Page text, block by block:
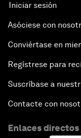
Iniciar sesión
Asóciese con
Conviértase en
Regístrese para
Suscríbase a
Contacte con
Enlaces directos